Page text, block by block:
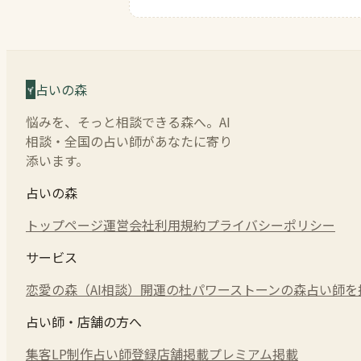
占いの森
悩みを、そっと相談できる森へ。AI
相談・全国の占い師があなたに寄り
添います。
占いの森
トップページ運営会社利用規約プライバシーポリシー
サービス
恋愛の森（AI相談） 開運の杜パワーストーンの森占い師
占い師・店舗の方へ
集客LP制作占い師登録店舗掲載プレミアム掲載